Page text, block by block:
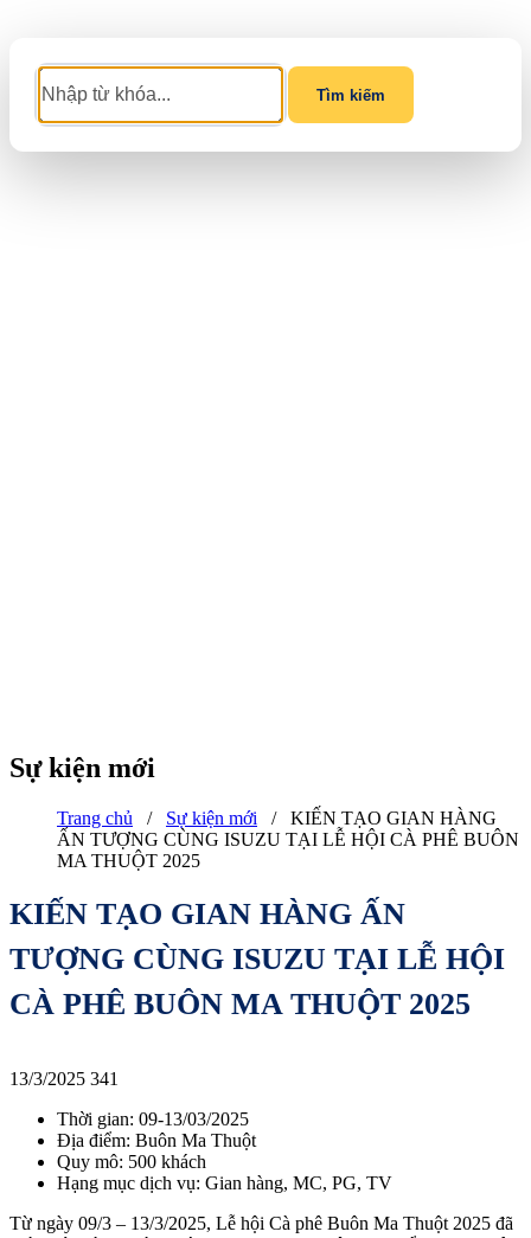
Tìm kiếm
Sự kiện mới
Trang chủ / Sự kiện mới / KIẾN TẠO GIAN HÀNG
ẤN TƯỢNG CÙNG ISUZU TẠI LỄ HỘI CÀ PHÊ BUÔN
MA THUỘT 2025
KIẾN TẠO GIAN HÀNG ẤN
TƯỢNG CÙNG ISUZU TẠI LỄ HỘI
CÀ PHÊ BUÔN MA THUỘT 2025
13/3/2025 341
Thời gian: 09-13/03/2025
Địa điểm: Buôn Ma Thuột
Quy mô: 500 khách
Hạng mục dịch vụ: Gian hàng, MC, PG, TV
Từ ngày 09/3 – 13/3/2025, Lễ hội Cà phê Buôn Ma Thuột 2025 đã